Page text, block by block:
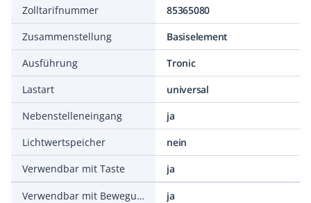
Zolltarifnummer
85365080
Zusammenstellung
Basiselement
Ausführung
Tronic
Lastart
universal
Nebenstelleneingang
ja
Lichtwertspeicher
nein
Verwendbar mit Taste
ja
Verwendbar mit Bewegungsmelder
ja